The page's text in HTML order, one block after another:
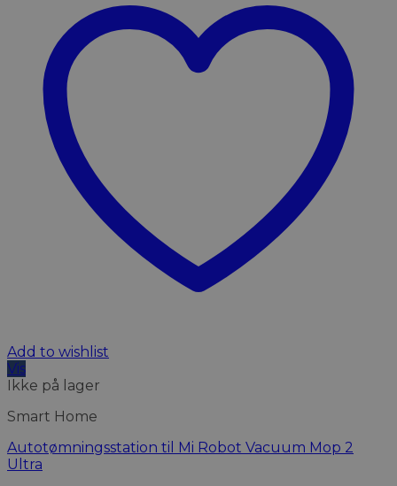
Add to wishlist
Vis
Ikke på lager
Smart Home
Autotømningsstation til Mi Robot Vacuum Mop 2
Ultra